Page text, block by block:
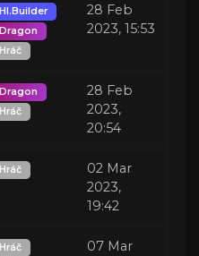
Hl.Builder
Dragon
Hráč
28 Feb
2023, 15:53
Dragon
Hráč
28 Feb
2023,
20:54
Hráč
02 Mar
2023,
19:42
Hráč
07 Mar